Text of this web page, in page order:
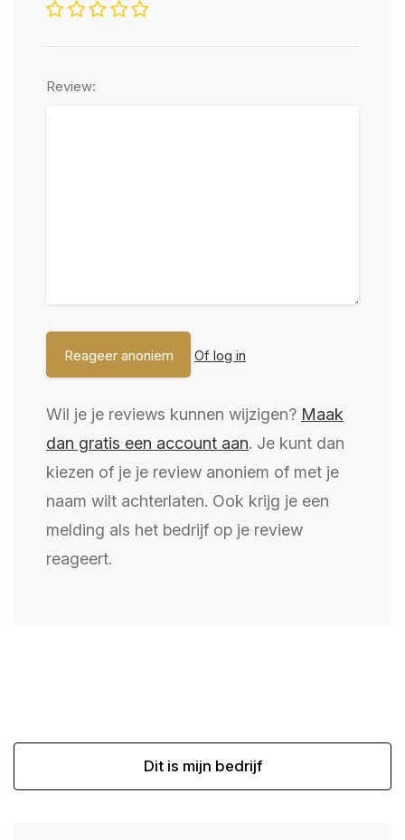
Review:
Of log in
Wil je je reviews kunnen wijzigen? Maak
dan gratis een account aan. Je kunt dan
kiezen of je je review anoniem of met je
naam wilt achterlaten. Ook krijg je een
melding als het bedrijf op je review
reageert.
Dit is mijn bedrijf